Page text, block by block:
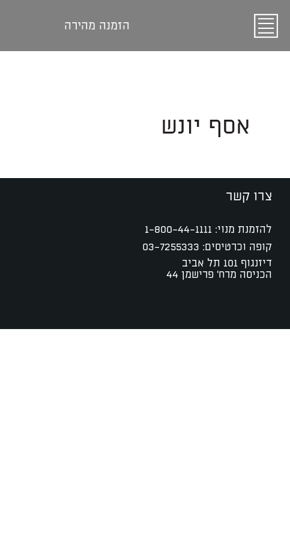
הזמנה מהירה
אסף יונש
צרו קשר
להזמנת מנוי: 1-800-44-1111
קופה וכרטיסים: 03-7255333
דיזנגוף 101 תל אביב
הכניסה מרח' פרישמן 44